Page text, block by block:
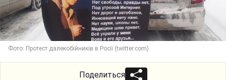
Фото: Протест далекобійників в Росії (twitter.com)
Поделиться